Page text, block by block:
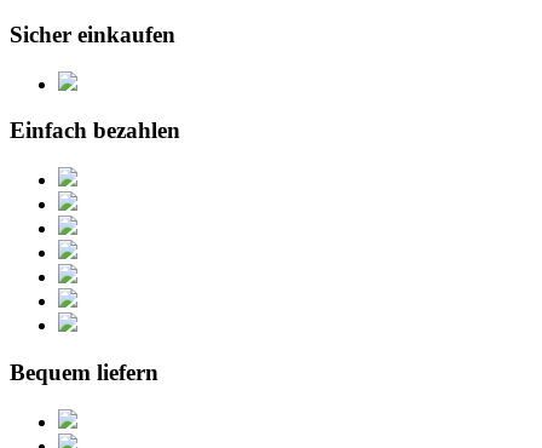
Sicher einkaufen
Einfach bezahlen
Bequem liefern